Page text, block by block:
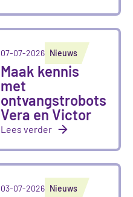
Maak kennis
met
ontvangstrobots
Vera en Victor
07-07-2026 Nieuws
Lees verder
03-07-2026 Nieuws